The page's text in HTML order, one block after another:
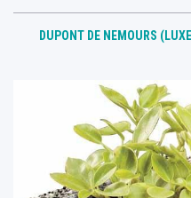
DUPONT DE NEMOURS